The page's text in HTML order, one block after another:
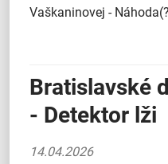
Vaškaninovej -
Bratislavské
- Detektor lži
14.04.2026